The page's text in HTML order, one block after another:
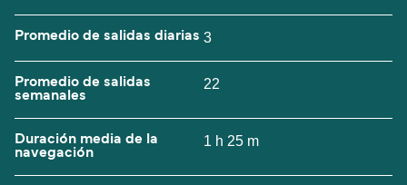
Promedio de salidas diarias 3
Promedio de salidas
semanales
22
Duración media de la
navegación
1 h 25 m